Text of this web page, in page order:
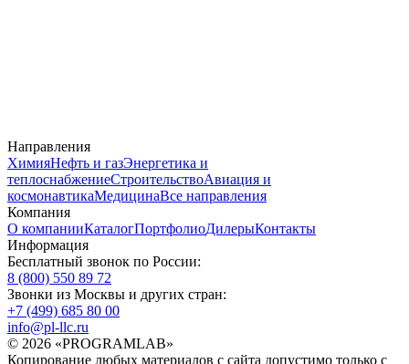
Направления
ХимияНефть и газЭнергетика и
теплоснабжениеСтроительствоАвиация и
космонавтикаМедицинаВсе направления
Компания
О компанииКаталогПортфолиоДилерыКонтакты
Информация
Бесплатный звонок по России:
8 (800) 550 89 72
Звонки из Москвы и других стран:
+7 (499) 685 80 00
info@pl-llc.ru
© 2026 «PROGRAMLAB»
Копирование любых материалов с сайта допустимо только с